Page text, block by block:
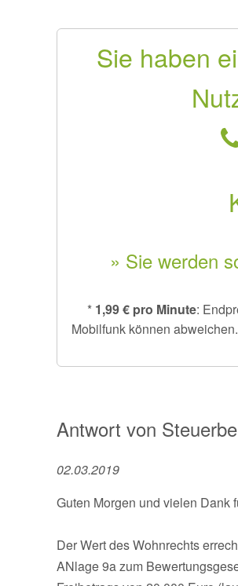
Sie haben
» Sie werden
* 1,99 € pro Minute:
Mobilfunk können
Antwort von
02.03.2019
Guten Morgen und vielen Dank
Der Wert des Wohnrechts
ANlage 9a zum